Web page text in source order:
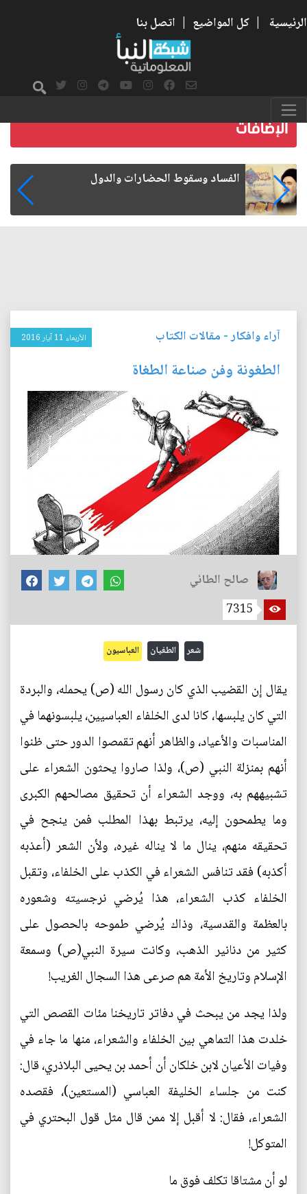
الرئيسية | كل المواضيع | اتصل بنا
رواتب الموظفين على صفيح ساخن
آراء وافكار- مقالات الكتاب الأربعاء 11 آيار 2016
الطغونة وفن صناعة الطغاة
صالح الطائي
7315
شعر الطغيان العباسيون
يقال إن القضيب الذي كان رسول الله (ص) يحمله، والبردة
التي كان يلبسها، كانا لدى الخلفاء العباسيين، يلبسونهما في
المناسبات والأعياد، والظاهر أنهم تقمصوا الدور حتى ظنوا
أنهم بمنزلة النبي (ص)، ولذا صاروا يحثون الشعراء على
تشبيههم به، ووجد الشعراء أن تحقيق مصالحهم الكبرى
وما يطمحون إليه، يرتبط بهذا المطلب فمن ينجح في
تحقيقه منهم، ينال ما لا يناله غيره، ولأن الشعر (أعذبه
أكذبه) فقد تنافس الشعراء في الكذب على الخلفاء، وتقبل
الخلفاء كذب الشعراء، هذا يُرضي نرجسيته وشعوره
بالعظمة والقدسية، وذاك يُرضي طموحه بالحصول على
كثير من دنانير الذهب، وكانت سيرة النبي(ص) وسمعة
الإسلام وتاريخ الأمة هم صرعى هذا السجال الغريب!
ولذا يجد من يبحث في دفاتر تاريخنا مئات القصص التي
خلدت هذا التماهي بين الخلفاء والشعراء، منها ما جاء في
وفيات الأعيان لابن خلكان أن أحمد بن يحيى البلاذري، قال:
كنت من جلساء الخليفة العباسي (المستعين)، فقصده
الشعراء، فقال: لا أقبل إلا ممن قال مثل قول البحتري في
المتوكل!
لو أن مشتاقا تكلف فوق ما